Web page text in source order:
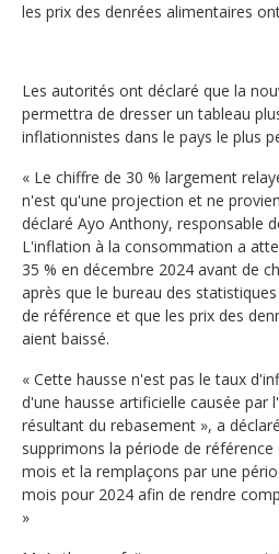
les prix des denrées alimentaires
Les autorités ont déclaré que la
permettra de dresser un tableau
inflationnistes dans le pays le plus
« Le chiffre de 30 % largement
n'est qu'une projection et ne
déclaré Ayo Anthony, responsable
L'inflation à la consommation a
35 % en décembre 2024 avant de
après que le bureau des
de référence et que les prix des
aient baissé.
« Cette hausse n'est pas le taux
d'une hausse artificielle causée par
résultant du rebasement », a
supprimons la période de référence
mois et la remplaçons par une
mois pour 2024 afin de rendre
»